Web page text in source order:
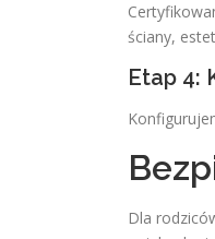
ściany,
Etap 4:
Dla